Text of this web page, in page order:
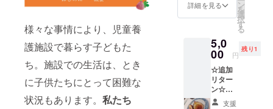
様々な事情により、児童養
護施設で暮らす子どもた
ち。施設での生活は、とき
に子供たちにとって困難な
状況もあります。 私たち
いちじ
ぎ取り6
で。当
日、採
れたて
を食べ
ていた
だいて
も、持
の都合
少し外
れてし
まった
完熟い
ちじく
です。
この返
礼の
メール
内容
3kg（目
安4本ず
つｘ3
種） 発
送時
期：11
月下旬
詳細を見る ン
を
選
択
す
る
5,0
00 円
残り1
☆追加
リター
ン☆
【稀少
支援